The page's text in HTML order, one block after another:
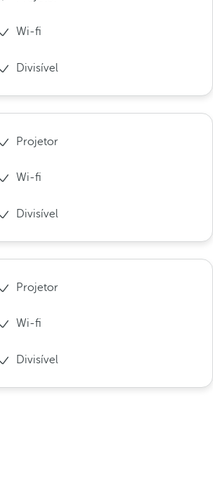
Wi-fi
Divisível
Projetor
Wi-fi
Divisível
Projetor
Wi-fi
Divisível